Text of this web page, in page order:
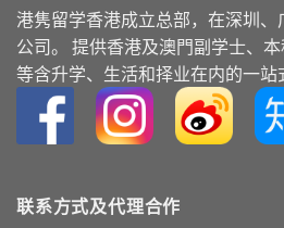
港隽留学⾹港成⽴总部，在深圳、
公司。 提供⾹港及澳⾨副学⼠、
等含升学、⽣活和择业在内的⼀站
联系方式及代理合作